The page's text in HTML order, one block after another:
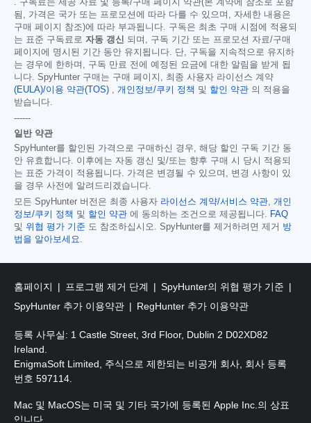
. 구독료는 제공 자료 및 등록/구매 페이지 약관(본 계약에 참조로 포함
됨, 가격은 국가 또는 프로모션에 따라 다를 수 있으며, 자세한 내용은
구매 페이지 참조)에 따라 부과됩니다. 구독은 최초 구매 시점에 적용되
는 표준 구독료로 자동 갱신 되며, 구독 기간 또는 프로모션 자료/구매
페이지에 명시된 기간 동안 유지됩니다. 단, 구독을 지속적으로 유지하
는 경우에 한하며, 구독 만료 전에 예정된 요금에 대한 알림을 받게 됩
니다. SpyHunter 구매는 구매 페이지, 최종 사용자 라이선스 계약
(EULA)/이용 약관(TOS) , 개인정보/쿠키 정책 및 할인 약관 의 적용을
받습니다.
------
일반 약관
SpyHunter를 할인된 가격으로 구매하신 경우, 해당 할인 구독 기간 동
안 유효합니다. 이후에는 자동 갱신 및/또는 향후 구매 시 당시 적용되
는 표준 가격이 적용됩니다. 가격은 변경될 수 있으며, 변경 사항이 있
을 경우 사전에 알려드리겠습니다.
모든 SpyHunter 버전은 최종 사용자 라이선스 계약/서비스 약관, 개인
정보/쿠키 정책 및 할인 약관 에 동의하는 조건으로 제공됩니다. FAQ
및 위협 평가 기준 도 참조하십시오. SpyHunter를 제거하려면 제거 방
법을 알아보세요.
홈페이지 프로그램 제거 단계
SpyHunter의 위협 평가 기준
SpyHunter 추가 이용약관
RegHunter 추가 이용약관
등록 사무실: 1 Castle Street, 3rd Floor, Dublin 2 D02XD82
Ireland.
EnigmaSoft Limited, 주식으로 제한되는 비공개 회사, 회사 등록
번호 597114.
Mac 및 MacOS는 미국 및 기타 국가에 등록된 Apple Inc.의 상표
입니다.